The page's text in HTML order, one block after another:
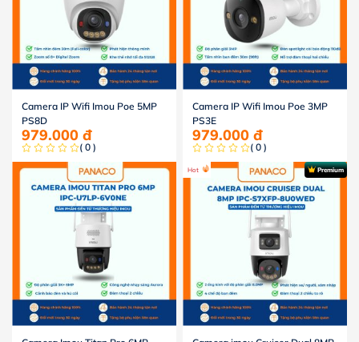
Camera IP Wifi Imou Poe 5MP
PS8D
979.000 đ
( 0 )
Camera IP Wifi Imou Poe 3MP
PS3E
979.000 đ
( 0 )
Hot Premium